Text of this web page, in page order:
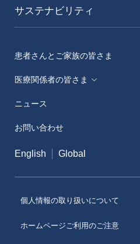
サステナビリティ
患者さんとご家族の皆さま
医療関係者の皆さま
MA）
医療従事者向けサイト（ONO
医薬・薬学研究支援
ニュース
お問い合わせ
English Global
個人情報の取り扱いについて
ホームページご利用のご注意